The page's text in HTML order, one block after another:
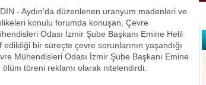
- Aydın'da düzenlenen uranyum madenleri ve
konulu forumda konuşan, Çevre
Odası İzmir Şube Başkanı Emine Helil
bir süreçte çevre sorunlarının yaşandığı
Mühendisleri Odası İzmir Şube Başkanı Emine
töreni reklamı olarak nitelendirdi.